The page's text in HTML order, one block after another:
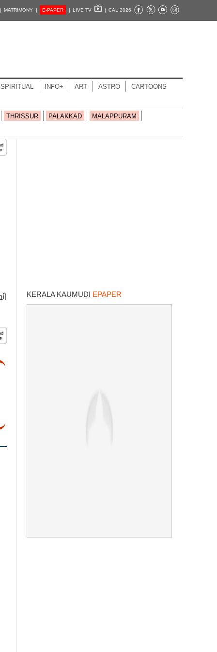
MATRIMONY | E-PAPER | LIVE TV | CAL 2026
SPIRITUAL INFO+ ART ASTRO CARTOONS
THRISSUR PALAKKAD MALAPPURAM
KERALA KAUMUDI EPAPER